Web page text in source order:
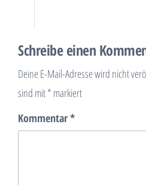
Schreibe einen
Deine E-Mail-Adresse wird nicht
sind mit* markiert
Kommentar*